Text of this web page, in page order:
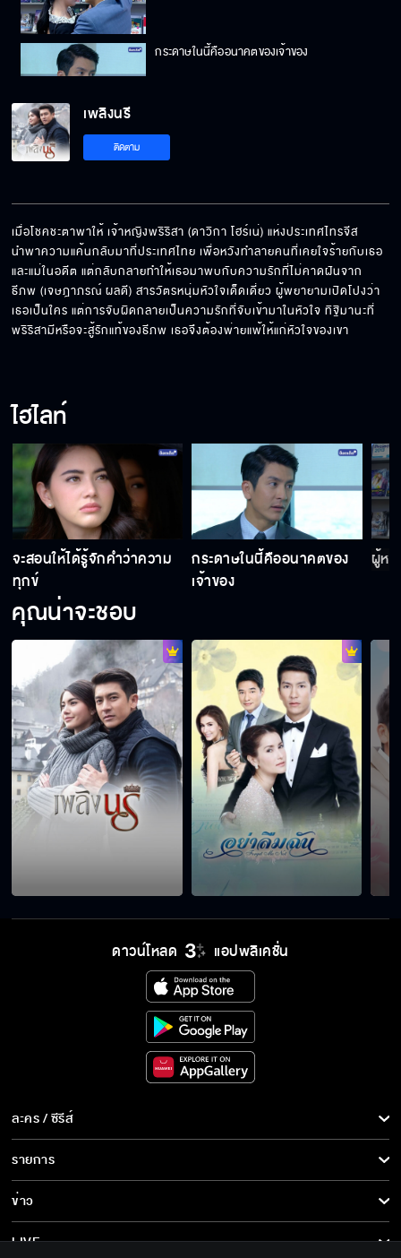
กระดาษในนี้คืออนาคตของเจ้าของ
จะสอนให้ได้รู้จักคำว่าความทุกข์
เพลิงนรี
ติดตาม
เมื่อโชคชะตาพาให้ เจ้าหญิงพริริสา (ดาวิกา โฮร์เน่) แห่งประเทศไทรจีส
นำพาความแค้นกลับมาที่ประเทศไทย เพื่อหวังทำลายคนที่เคยใจร้ายกับเธอ
และแม่ในอดีต แต่กลับกลายทำให้เธอมาพบกับความรักที่ไม่คาดฝันจาก
ธีภพ (เจษฎาภรณ์ ผลดี) สารวัตรหนุ่มหัวใจเด็ดเดี่ยว ผู้พยายามเปิดโปงว่า
เธอเป็นใคร แต่การจับผิดกลายเป็นความรักที่จับเข้ามาในหัวใจ ทิฐิมานะที่
พริริสามีหรือจะสู้รักแท้ของธีภพ เธอจึงต้องพ่ายแพ้ให้แก่หัวใจของเขา
ไฮไลท์
จะสอนให้ได้รู้จักคำว่าความ
ทุกข์
กระดาษในนี้คืออนาคตของ
เจ้าของ
ผู้ห
คุณน่าจะชอบ
ดาวน์โหลด แอปพลิเคชั่น
ละคร / ซีรีส์
ละคร/ซีรีส์
ซีรีส์นานาชาติ
การ์ตูน & เกม
รายการ
รายการทั้งหมด
ข่าว
ข่าวทั้งหมด
LIVE